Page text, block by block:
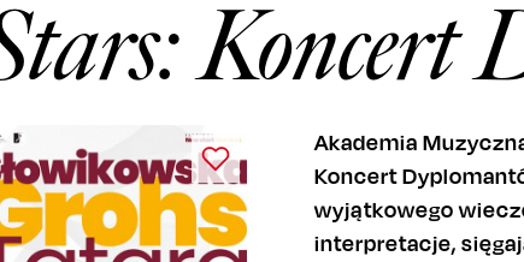
Koncert
Akademia
Koncert
wyjątkowego
interpretacje,